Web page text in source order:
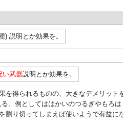
) 説明とか効果を。
い武器説明とか効果を。
を得られるものの、大きなデメリット
。例としてははかいのつるぎやもろは
割り切ってしまえば使いようで有益に